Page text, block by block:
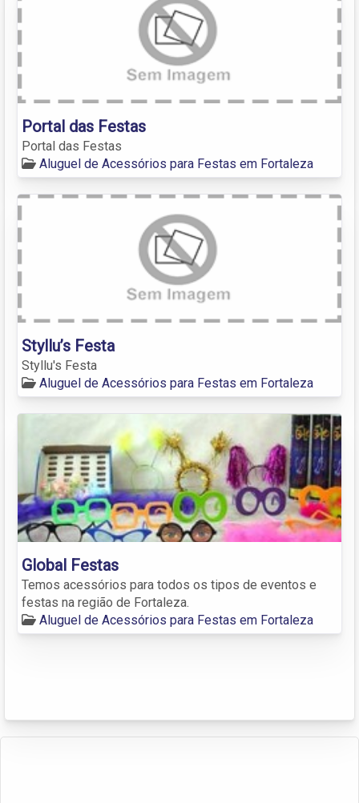
Portal das Festas
Portal das Festas
Aluguel de Acessórios para Festas em Fortaleza
Styllu’s Festa
Styllu's Festa
Aluguel de Acessórios para Festas em Fortaleza
Global Festas
Temos acessórios para todos os tipos de eventos e
festas na região de Fortaleza.
Aluguel de Acessórios para Festas em Fortaleza